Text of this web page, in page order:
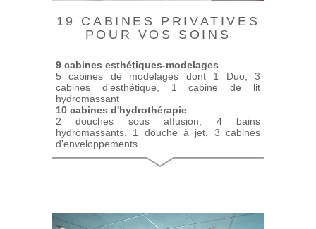
19 CABINES PRIVATIVES
POUR VOS SOINS
9 cabines esthétiques-modelages
5 cabines de modelages dont 1 Duo, 3
cabines d'esthétique, 1 cabine de lit
hydromassant
10 cabines d'hydrothérapie
2 douches sous affusion, 4 bains
hydromassants, 1 douche à jet, 3 cabines
d'enveloppements